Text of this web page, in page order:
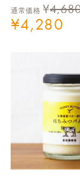
通常価格 ¥
¥4,280